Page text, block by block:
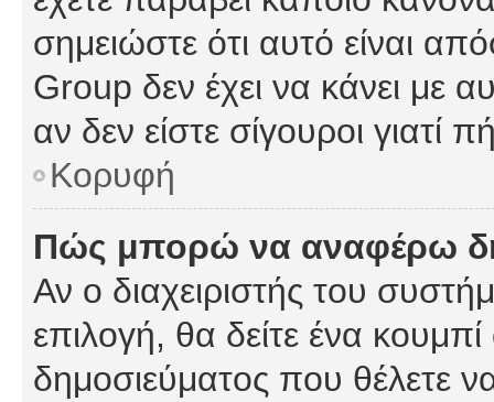
σημειώστε ότι αυτό είναι
Group δεν έχει να κάνει με
αν δεν είστε σίγουροι γιατί
Κορυφή
Πώς μπορώ να αναφέρω
Αν ο διαχειριστής του
επιλογή, θα δείτε ένα
δημοσιεύματος που θέλετε